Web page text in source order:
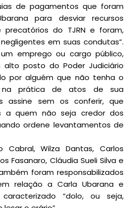
de pagamentos que foram
para desviar recursos
do TJRN e foram,
em suas condutas”.
emprego ou cargo público,
posto do Poder Judiciário
por alguém que não tenha o
na prática de atos de sua
assine sem os conferir, que
a quem não seja credor dos
ordene levantamentos de
Cabral, Wilza Dantas, Carlos
Fasanaro, Cláudia Sueli Silva e
foram responsabilizados
relação a Carla Ubarana e
“dolo, ou seja,